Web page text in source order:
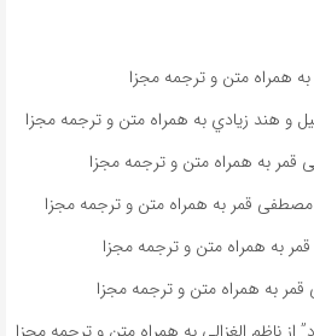
و هند زيادي به همراه متن و ترجمه مجزا
به همراه متن و ترجمه مجزا
قمر به همراه متن و ترجمه مجزا
به همراه متن و ترجمه مجزا
به همراه متن و ترجمه مجزا